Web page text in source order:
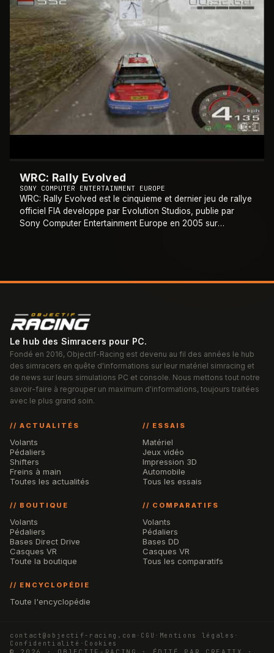
WRC: Rally Evolved
SONY COMPUTER ENTERTAINMENT EUROPE
WRC: Rally Evolved est le cinquieme et dernier jeu de rallye
officiel FIA developpe par Evolution Studios, publie par
Sony Computer Entertainment Europe en 2005 sur
Le hub des Simracers pour PC.
Fondé en 2016, Objectif-Racing est devenu au fil des années le hub
des simracers en quête d'informations sur leur matériel simracing et
de news sur leurs simulations PC et console. Nous mettons tout notre
savoir-faire à regrouper un maximum d'informations, toujours traitées
avec le plus grand soin.
// ACTUALITÉS
Volants
Pédaliers
Shifters
Freins à main
Toutes les actualités
// ESSAIS
Matériel
Jeux vidéo
Impression 3D
Automobile
Tous les essais
// BOUTIQUE
Volants
Pédaliers
Bases Direct Drive
Casques VR
Toute la boutique
// COMPARATIFS
Volants
Pédaliers
Bases DD
Casques VR
Tous les comparatifs
// ENCYCLOPÉDIE
Toute l'encyclopédie
contact@objectif-racing.com · CGU · Mentions légales ·
Confidentialité · Cookies